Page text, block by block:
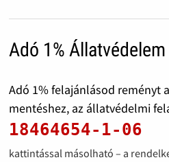
Adó 1% Állatvédelem
Adó 1% felajánlásod reményt
mentéshez, az állatvédelmi
18464654-1-06
kattintással másolható – a